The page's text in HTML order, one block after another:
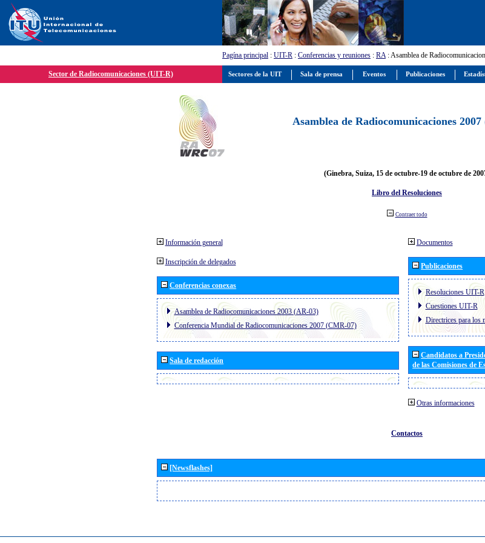
Pagína principal : UIT-R : Conferencias y reuniones : RA: Asamblea de
Sector de Radiocomunicaciones (UIT-R)
Asamblea de Radiocomunicaciones
(Ginebra, Suiza, 15 de octubre-19 de octubre de
Libro del Resoluciones
Contraer todo
Información general
Inscripción de delegados
Conferencias conexas
Asamblea de Radiocomunicaciones 2003 (AR-03)
Conferencia Mundial de Radiocomunicaciones 2007 (CMR-07)
Sala de redacción
Documentos
Publicaciones
Resoluciones UIT-R
Cuestiones UIT-R
Directrices para los
Candidatos a
de las Comisiones de
Otras informaciones
Contactos
[Newsflashes]
Sectores de la UIT Sala de prensa Eventos Publicaciones